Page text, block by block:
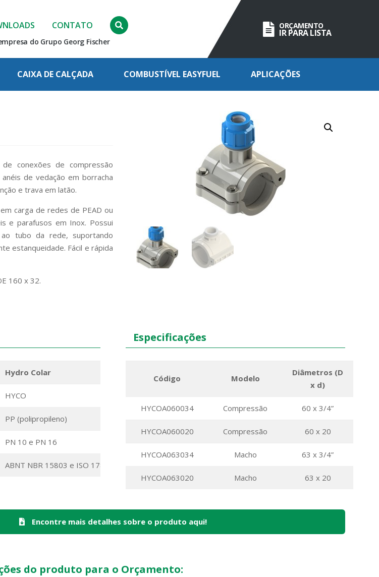
CONTATO
do Grupo Georg Fischer
ORÇAMENTO
IR PARA LISTA
CAIXA DE CALÇADA COMBUSTÍVEL EASYFUEL APLICAÇÕES
conexões de compressão
de vedação em borracha
e trava em latão.
carga de redes de PEAD ou
e parafusos em Inox. Possui
tubo da rede, suportando
estanqueidade. Fácil e rápida
160 x 32.
Hydro Colar
HYCO
PP (polipropileno)
PN 10 e PN 16
ABNT NBR 15803 e ISO 17885
Especificações
Código Modelo
Diâmetros (D
x d)
HYCOA060034 Compressão 60 x 3/4”
HYCOA060020 Compressão 60 x 20
HYCOA063034 Macho 63 x 3/4”
HYCOA063020 Macho 63 x 20
Encontre mais detalhes sobre o produto aqui!
do produto para o Orçamento: